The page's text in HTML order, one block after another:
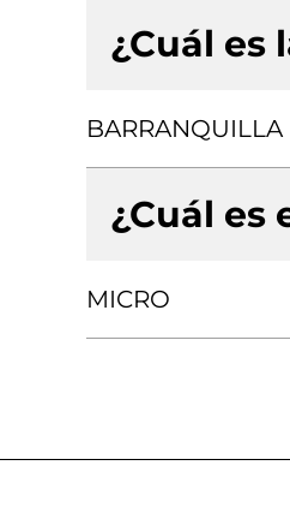
¿Cuál es
BARRANQUILLA
¿Cuál es
MICRO